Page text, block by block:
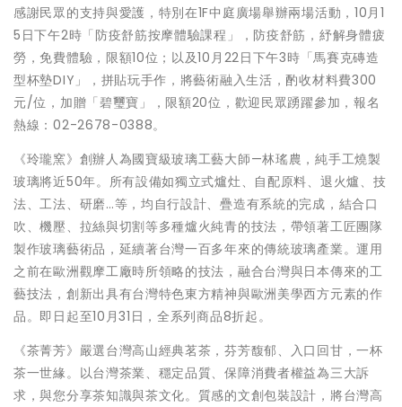
感謝民眾的支持與愛護，特別在1F中庭廣場舉辦兩場活動，10月1
5日下午2時「防疫舒筋按摩體驗課程」，防疫舒筋，紓解身體疲
勞，免費體驗，限額10位；以及10月22日下午3時「馬賽克磚造
型杯墊DIY」，拼貼玩手作，將藝術融入生活，酌收材料費300
元/位，加贈「碧璽寶」，限額20位，歡迎民眾踴躍參加，報名
熱線：02-2678-0388。
《玲瓏窯》創辦人為國寶級玻璃工藝大師—林瑤農，純手工燒製
玻璃將近50年。所有設備如獨立式爐灶、自配原料、退火爐、技
法、工法、研磨…等，均自行設計、疊造有系統的完成，結合口
吹、機壓、拉絲與切割等多種爐火純青的技法，帶領著工匠團隊
製作玻璃藝術品，延續著台灣一百多年來的傳統玻璃產業。運用
之前在歐洲觀摩工廠時所領略的技法，融合台灣與日本傳來的工
藝技法，創新出具有台灣特色東方精神與歐洲美學西方元素的作
品。即日起至10月31日，全系列商品8折起。
《茶菁芳》嚴選台灣高山經典茗茶，芬芳馥郁、入口回甘，一杯
茶一世緣。以台灣茶業、穩定品質、保障消費者權益為三大訴
求，與您分享茶知識與茶文化。質感的文創包裝設計，將台灣高